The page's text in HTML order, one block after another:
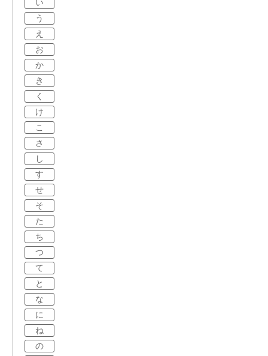
い
う
え
お
か
き
く
け
こ
さ
し
す
せ
そ
た
ち
つ
て
と
な
に
ね
の